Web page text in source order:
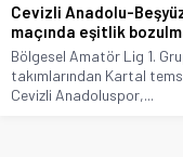
Cevizli Anadolu-
maçında eşitlik
Bölgesel Amatör Lig 1.
takımlarından Kartal
Cevizli Anadoluspor,...